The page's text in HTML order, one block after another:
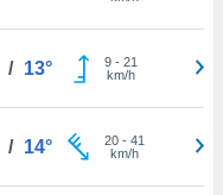
/ 13° 9- 21
km/h
/ 14° 20- 41
km/h